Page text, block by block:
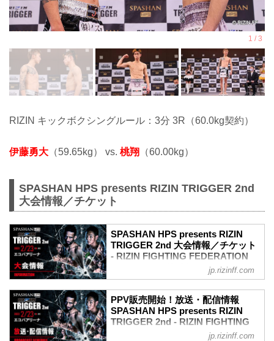
RIZIN キックボクシングルール：3分 3R（60.0kg契約）
伊藤勇大 （59.65kg） vs. 桃翔 （60.00kg）
SPASHAN HPS presents RIZIN TRIGGER 2nd
大会情報／チケット
SPASHAN HPS presents RIZIN
TRIGGER 2nd 大会情報／チケット
- RIZIN FIGHTING FEDERATION
【Trailer】SPASHAN HPS presents
RIZIN TRIGGER 2nd
youtu.be
jp.rizinff.com
PPV販売開始！放送・配信情報
SPASHAN HPS presents RIZIN
TRIGGER 2nd - RIZIN FIGHTING
FEDERATION オフィシャルサイト
jp.rizinff.com